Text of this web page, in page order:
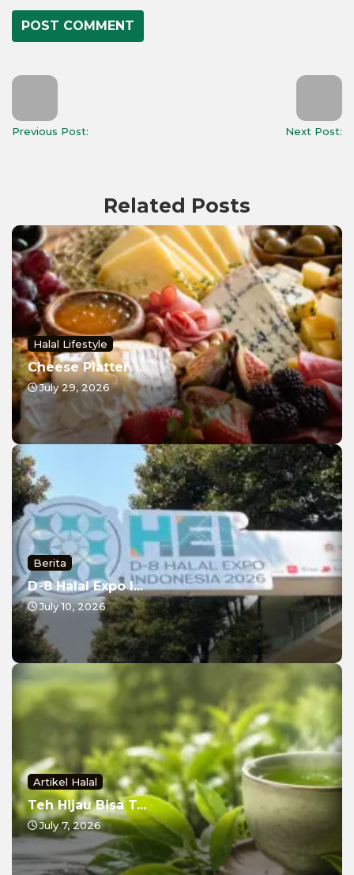
Previous Post: Next Post:
Related Posts
Halal Lifestyle
Cheese Platter, ...
July 29, 2026
Berita
D-8 Halal Expo I...
July 10, 2026
Artikel Halal
Teh Hijau Bisa T...
July 7, 2026